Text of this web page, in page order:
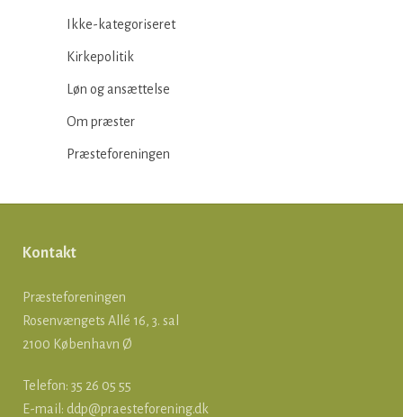
Ikke-kategoriseret
Kirkepolitik
Løn og ansættelse
Om præster
Præsteforeningen
Kontakt
Præsteforeningen
Rosenvængets Allé 16, 3. sal
2100 København Ø
Telefon: 35 26 05 55
E-mail: ddp@praesteforening.dk